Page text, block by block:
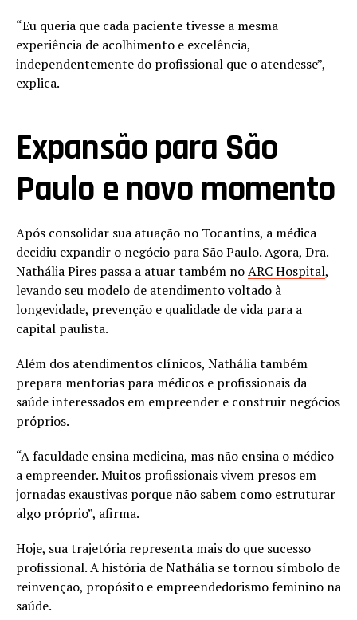
“Eu queria que cada paciente tivesse a mesma
experiência de acolhimento e excelência,
independentemente do profissional que o atendesse”,
explica.
Expansão para São
Paulo e novo momento
Após consolidar sua atuação no Tocantins, a médica
decidiu expandir o negócio para São Paulo. Agora, Dra.
Nathália Pires passa a atuar também noARC Hospital,
levando seu modelo de atendimento voltado à
longevidade, prevenção e qualidade de vida para a
capital paulista.
Além dos atendimentos clínicos, Nathália também
prepara mentorias para médicos e profissionais da
saúde interessados em empreender e construir negócios
próprios.
“A faculdade ensina medicina, mas não ensina o médico
a empreender. Muitos profissionais vivem presos em
jornadas exaustivas porque não sabem como estruturar
algo próprio”, afirma.
Hoje, sua trajetória representa mais do que sucesso
profissional. A história de Nathália se tornou símbolo de
reinvenção, propósito e empreendedorismo feminino na
saúde.